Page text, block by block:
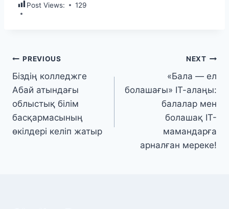
Post Views: 129
PREVIOUS
Біздің колледжге
Абай атындағы
облыстық білім
басқармасының
өкілдері келіп жатыр
NEXT
«Бала — ел
болашағы» ІТ-алаңы:
балалар мен
болашақ ІТ-
мамандарға
арналған мереке!